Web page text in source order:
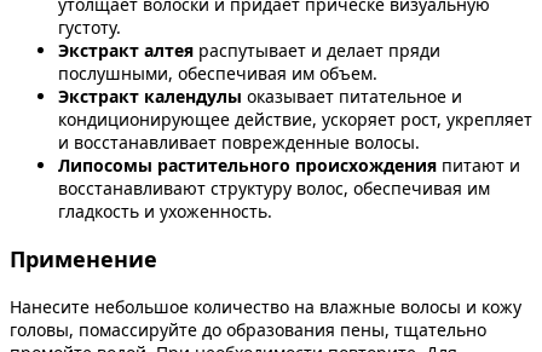
густоту.
Экстракт алтея распутывает и делает пряди
послушными, обеспечивая им объем.
Экстракт календулы оказывает питательное и
кондиционирующее действие, ускоряет рост, укрепляет
и восстанавливает поврежденные волосы.
Липосомы растительного происхождения питают и
восстанавливают структуру волос, обеспечивая им
гладкость и ухоженность.
Применение
Нанесите небольшое количество на влажные волосы и кожу
головы, помассируйте до образования пены, тщательно